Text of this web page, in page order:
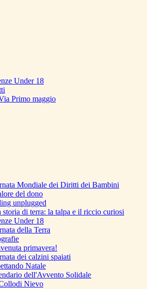
Under 18
Primo maggio
Mondiale dei Diritti dei Bambini
del dono
unplugged
storia di terra: la talpa e il riccio curiosi
Under 18
della Terra
primavera!
dei calzini spaiati
Natale
dell'Avvento Solidale
Nievo